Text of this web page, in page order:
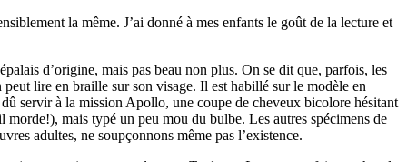
la même. J’ai donné à mes enfants le goût de la lecture et
d’origine, mais pas beau non plus. On se dit que, parfois, les
lire en braille sur son visage. Il est habillé sur le modèle en
servir à la mission Apollo, une coupe de cheveux bicolore hésitant
mais typé un peu mou du bulbe. Les autres spécimens de
adultes, ne soupçonnons même pas l’existence.